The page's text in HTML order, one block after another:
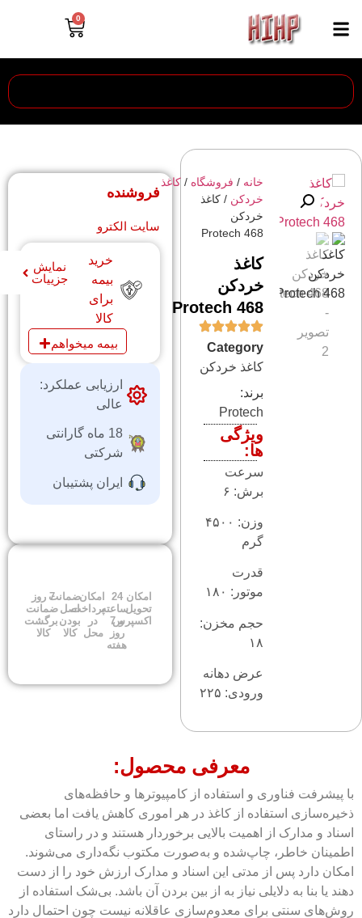
0
فروشنده
سایت الکترو
خرید
بیمه
برای
کالا
نمایش
جزییات
بیمه میخواهم
ارزیابی عملکرد:
عالی
18 ماه گارانتی
شرکتی
ایران پشتیبان
امکان
تحویل
اکسپرس
24
ساعته
و 7
روز
هفته
امکان
پرداخت
در
محل
ضمانت
اصل
بودن
کالا
7 روز
ضمانت
برگشت
کالا
خانه / فروشگاه /کاغذ
خردکن / کاغذ
خردکن
Protech 468
کاغذ
خردکن
Protech 468
Category
کاغذ خردکن
برند:
Protech
ویژگی
ها:
سرعت
برش: ۶
وزن: ۴۵۰۰
گرم
قدرت
موتور: ۱۸۰
حجم مخزن:
۱۸
عرض دهانه
ورودی: ۲۲۵
معرفی محصول:
با پیشرفت فناوری و استفاده از کامپیوترها و حافظه‌های
ذخیره‌سازی استفاده از کاغذ در هر اموری کاهش یافت اما بعضی
اسناد و مدارک از اهمیت بالایی برخوردار هستند و در راستای
اطمینان خاطر، چاپ‌شده و به‌صورت مکتوب نگه‌داری می‌شوند.
امکان دارد پس از مدتی این اسناد و مدارک ارزش خود را از دست
دهند یا بنا به دلایلی نیاز به از بین بردن آن باشد. بی‌شک استفاده از
روش‌های سنتی برای معدوم‌سازی عاقلانه نیست چون احتمال دارد